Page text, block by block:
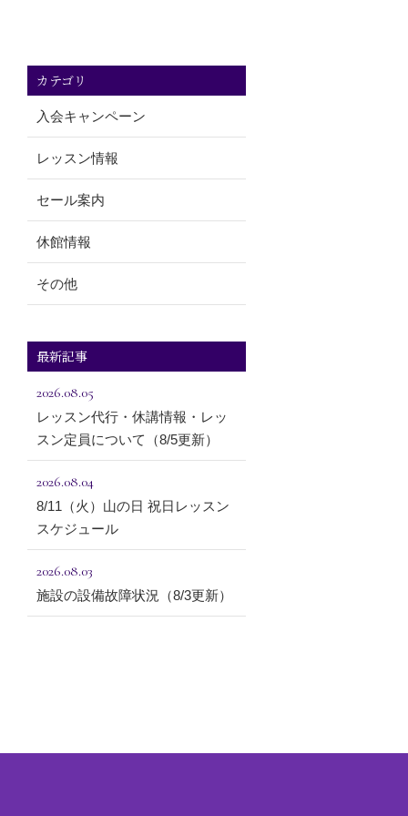
カテゴリ
入会キャンペーン
レッスン情報
セール案内
休館情報
その他
最新記事
2026.08.05
レッスン代行・休講情報・レッ
スン定員について（8/5更新）
2026.08.04
8/11（火）山の日 祝日レッスン
スケジュール
2026.08.03
施設の設備故障状況（8/3更新）